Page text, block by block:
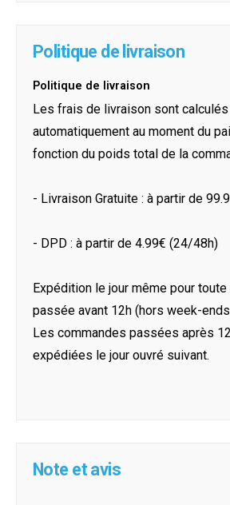
Politique de livraison
Politique de livraison
Les frais de livraison sont calculés
automatiquement au moment du
fonction du poids total de la
- Livraison Gratuite : à partir de
- DPD : à partir de 4.99€ (24/48h)
Expédition le jour même pour
passée avant 12h (hors week-
Les commandes passées après
expédiées le jour ouvré suivant.
Note et avis